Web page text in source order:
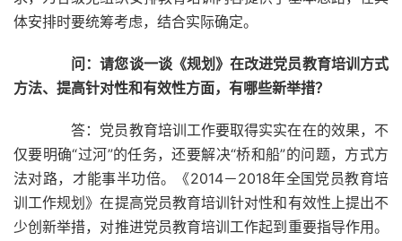
体安排时要统筹考虑，结合实际确定。
问：请您谈一谈《规划》在改进党员教育培训方式
方法、提高针对性和有效性方面，有哪些新举措？
答：党员教育培训工作要取得实实在在的效果，不
仅要明确“过河”的任务，还要解决“桥和船”的问题，方式方
法对路，才能事半功倍。《2014－2018年全国党员教育培
训工作规划》在提高党员教育培训针对性和有效性上提出不
少创新举措，对推进党员教育培训工作起到重要指导作用。